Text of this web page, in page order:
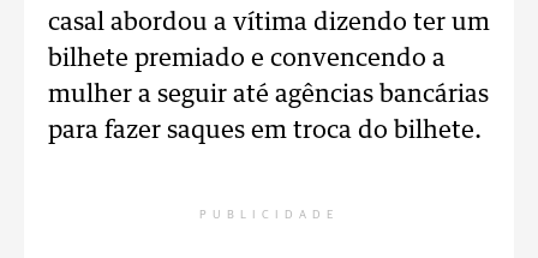
casal abordou a vítima dizendo ter um
bilhete premiado e convencendo a
mulher a seguir até agências bancárias
para fazer saques em troca do bilhete.
PUBLICIDADE